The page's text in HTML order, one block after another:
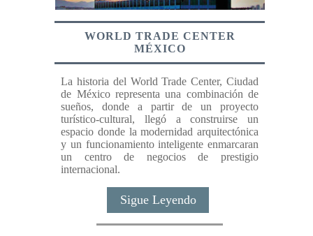
WORLD TRADE CENTER
MÉXICO
La historia del World Trade Center, Ciudad
de México representa una combinación de
sueños, donde a partir de un proyecto
turístico-cultural, llegó a construirse un
espacio donde la modernidad arquitectónica
y un funcionamiento inteligente enmarcaran
un centro de negocios de prestigio
internacional.
Sigue Leyendo